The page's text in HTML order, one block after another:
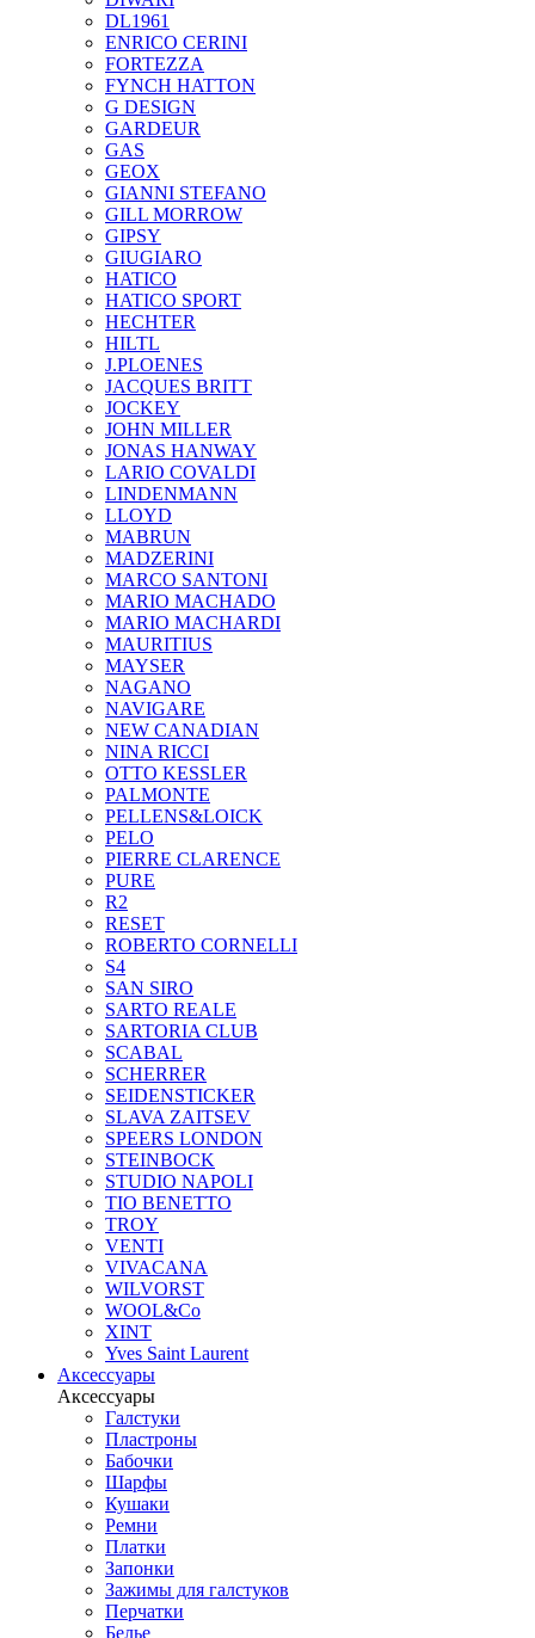
DL1961
ENRICO CERINI
FORTEZZA
FYNCH HATTON
G DESIGN
GARDEUR
GAS
GEOX
GIANNI STEFANO
GILL MORROW
GIPSY
GIUGIARO
HATICO
HATICO SPORT
HECHTER
HILTL
J.PLOENES
JAСQUES BRITT
JOCKEY
JOHN MILLER
JONAS HANWAY
LARIO COVALDI
LINDENMANN
LLOYD
MABRUN
MADZERINI
MARCO SANTONI
MARIO MACHADO
MARIO MACHARDI
MAURITIUS
MAYSER
NAGANO
NAVIGARE
NEW CANADIAN
NINA RICCI
OTTO KESSLER
PALMONTE
PELLENS&LOICK
PELO
PIERRE CLARENCE
PURE
R2
RESET
ROBERTO CORNELLI
S4
SAN SIRO
SARTO REALE
SARTORIA CLUB
SCABAL
SCHERRER
SEIDENSTICKER
SLAVA ZAITSEV
SPEERS LONDON
STEINBOCK
STUDIO NAPOLI
TIO BENETTO
TROY
VENTI
VIVACANA
WILVORST
WOOL&Co
XINT
Yves Saint Laurent
Аксессуары
Аксессуары
Галстуки
Пластроны
Бабочки
Шарфы
Кушаки
Ремни
Платки
Запонки
Зажимы для галстуков
Перчатки
Белье